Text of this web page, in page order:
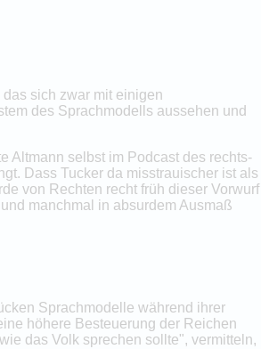
sich zwar mit einigen
des Sprachmodells aussehen und
Altmann selbst im Podcast des rechts-
Dass Tucker da misstrauischer ist als
von Rechten recht früh dieser Vorwurf
manchmal in absurdem Ausmaß
Sprachmodelle während ihrer
höhere Besteuerung der Reichen
das Volk sprechen sollte", vermitteln,